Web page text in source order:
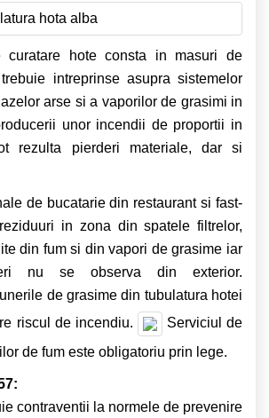
curatare hote consta in masuri de
intreprinse asupra sistemelor
arse si a vaporilor de grasimi in
unor incendii de proportii in
rezulta pierderi materiale, dar si
de bucatarie din restaurant si fast-
in zona din spatele filtrelor,
din fum si din vapori de grasime iar
nu se observa din exterior.
de grasime din tubulatura hotei
riscul de incendiu.
Serviciul de
de fum este obligatoriu prin lege.
contraventii la normele de prevenire